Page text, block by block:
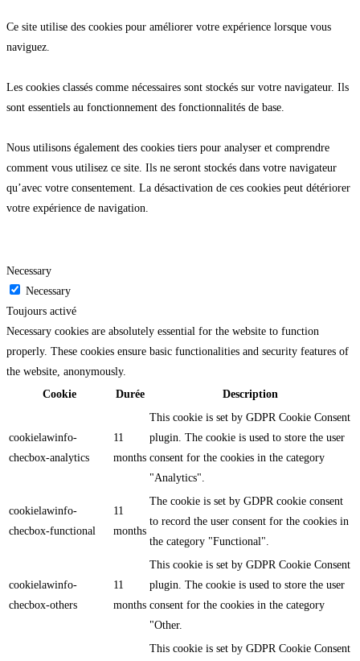
Ce site utilise des cookies pour améliorer votre expérience lorsque vous
naviguez.
Les cookies classés comme nécessaires sont stockés sur votre navigateur. Ils
sont essentiels au fonctionnement des fonctionnalités de base.
Nous utilisons également des cookies tiers pour analyser et comprendre
comment vous utilisez ce site. Ils ne seront stockés dans votre navigateur
qu’avec votre consentement. La désactivation de ces cookies peut détériorer
votre expérience de navigation.
Necessary
Necessary
Toujours activé
Necessary cookies are absolutely essential for the website to function
properly. These cookies ensure basic functionalities and security features of
the website, anonymously.
Cookie
Durée Description
cookielawinfo-
checbox-analytics
11
months
This cookie is set by GDPR Cookie Consent
plugin. The cookie is used to store the user
consent for the cookies in the category
"Analytics".
cookielawinfo-
checbox-functional
11
months
The cookie is set by GDPR cookie consent
to record the user consent for the cookies in
the category "Functional".
cookielawinfo-
checbox-others
11
months
This cookie is set by GDPR Cookie Consent
plugin. The cookie is used to store the user
consent for the cookies in the category
"Other.
This cookie is set by GDPR Cookie Consent